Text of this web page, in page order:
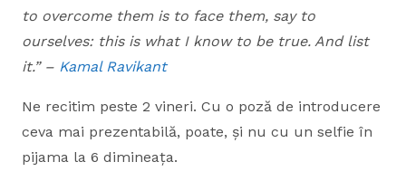
to overcome them is to face them, say to
ourselves: this is what I know to be true. And list
it.” – Kamal Ravikant
Ne recitim peste 2 vineri. Cu o poză de introducere
ceva mai prezentabilă, poate, și nu cu un selfie în
pijama la 6 dimineața.